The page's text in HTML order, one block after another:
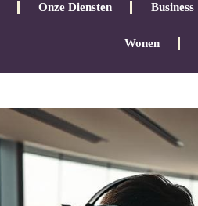
Onze Diensten Business
Wonen